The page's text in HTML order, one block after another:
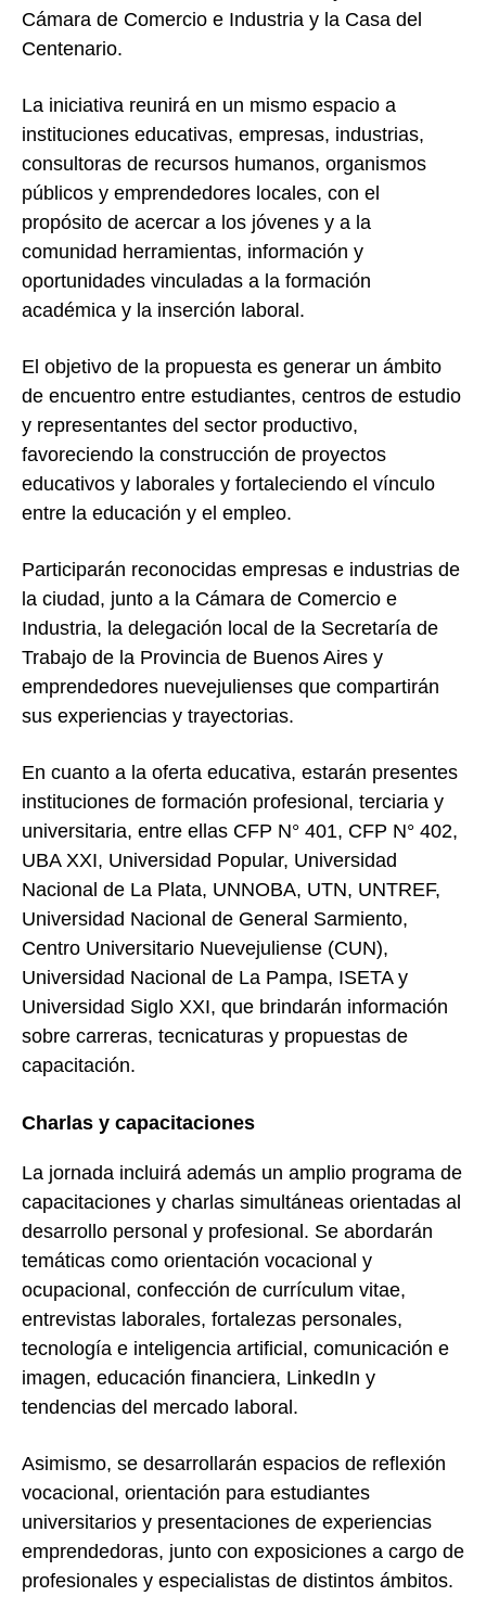
Cámara de Comercio e Industria y la Casa del
Centenario.
La iniciativa reunirá en un mismo espacio a
instituciones educativas, empresas, industrias,
consultoras de recursos humanos, organismos
públicos y emprendedores locales, con el
propósito de acercar a los jóvenes y a la
comunidad herramientas, información y
oportunidades vinculadas a la formación
académica y la inserción laboral.
El objetivo de la propuesta es generar un ámbito
de encuentro entre estudiantes, centros de estudio
y representantes del sector productivo,
favoreciendo la construcción de proyectos
educativos y laborales y fortaleciendo el vínculo
entre la educación y el empleo.
Participarán reconocidas empresas e industrias de
la ciudad, junto a la Cámara de Comercio e
Industria, la delegación local de la Secretaría de
Trabajo de la Provincia de Buenos Aires y
emprendedores nuevejulienses que compartirán
sus experiencias y trayectorias.
En cuanto a la oferta educativa, estarán presentes
instituciones de formación profesional, terciaria y
universitaria, entre ellas CFP N° 401, CFP N° 402,
UBA XXI, Universidad Popular, Universidad
Nacional de La Plata, UNNOBA, UTN, UNTREF,
Universidad Nacional de General Sarmiento,
Centro Universitario Nuevejuliense (CUN),
Universidad Nacional de La Pampa, ISETA y
Universidad Siglo XXI, que brindarán información
sobre carreras, tecnicaturas y propuestas de
capacitación.
Charlas y capacitaciones
La jornada incluirá además un amplio programa de
capacitaciones y charlas simultáneas orientadas al
desarrollo personal y profesional. Se abordarán
temáticas como orientación vocacional y
ocupacional, confección de currículum vitae,
entrevistas laborales, fortalezas personales,
tecnología e inteligencia artificial, comunicación e
imagen, educación financiera, LinkedIn y
tendencias del mercado laboral.
Asimismo, se desarrollarán espacios de reflexión
vocacional, orientación para estudiantes
universitarios y presentaciones de experiencias
emprendedoras, junto con exposiciones a cargo de
profesionales y especialistas de distintos ámbitos.